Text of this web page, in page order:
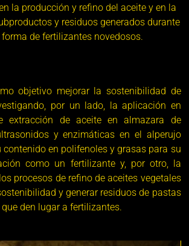
la producción y refino del aceite y en la
y residuos generados durante
de fertilizantes novedosos.
objetivo mejorar la sostenibilidad de
por un lado, la aplicación en
extracción de aceite en almazara de
y enzimáticas en el alperujo
en polifenoles y grasas para su
como un fertilizante y, por otro, la
procesos de refino de aceites vegetales
y generar residuos de pastas
den lugar a fertilizantes.